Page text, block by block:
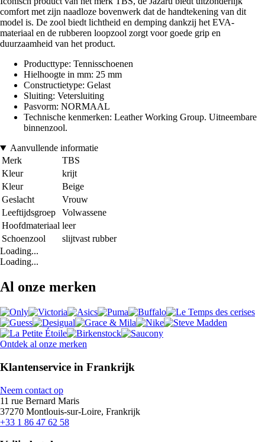
comfort met zijn naadloze bovenwerk dat de handtekening van dit
model is. De zool biedt lichtheid en demping dankzij het EVA-
materiaal en de rubberen loopzool zorgt voor goede grip en
duurzaamheid van het product.
Producttype: Tennisschoenen
Hielhoogte in mm: 25 mm
Constructietype: Gelast
Sluiting: Vetersluiting
Pasvorm: NORMAAL
Technische kenmerken: Leather Working Group. Uitneembare
binnenzool.
Aanvullende informatie
Merk
TBS
Kleur
krijt
Kleur
Beige
Geslacht
Vrouw
Leeftijdsgroep
Volwassene
Hoofdmateriaal leer
Schoenzool
slijtvast rubber
Loading...
Loading...
Al onze merken
Ontdek al onze merken
Klantenservice in Frankrijk
Neem contact op
11 rue Bernard Maris
37270 Montlouis-sur-Loire, Frankrijk
+33 1 86 47 62 58